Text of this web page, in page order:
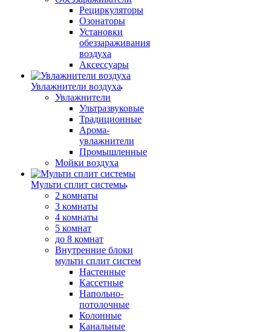
Рециркуляторы
Озонаторы
Установки
обеззараживания
воздуха
Аксессуары
Увлажнители воздуха
Увлажнители
Ультразвуковые
Традиционные
Арома-
увлажнители
Промышленные
Мойки воздуха
Мульти сплит системы
2 комнаты
3 комнаты
4 комнаты
5 комнат
до 8 комнат
Внутренние блоки
мульти сплит систем
Настенные
Кассетные
Напольно-
потолочные
Колонные
Канальные